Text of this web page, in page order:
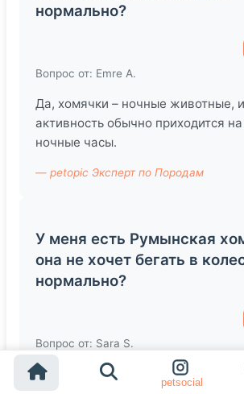
petsocial
нормально?
Вопрос от: Emre A.
Да, хомячки – ночные животные,
активность обычно приходится
ночные часы.
— petopic Эксперт по Породам
У меня есть Румынская
она не хочет бегать в
нормально?
Вопрос от: Sara S.
Некоторые хомячки могут быть не